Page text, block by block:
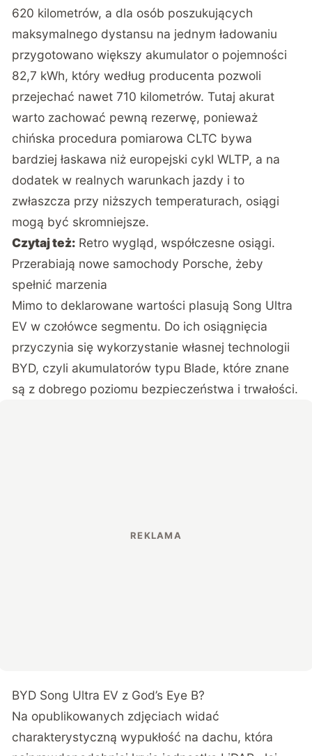
620 kilometrów, a dla osób poszukujących
maksymalnego dystansu na jednym ładowaniu
przygotowano większy akumulator o pojemności
82,7 kWh, który według producenta pozwoli
przejechać nawet 710 kilometrów. Tutaj akurat
warto zachować pewną rezerwę, ponieważ
chińska procedura pomiarowa CLTC bywa
bardziej łaskawa niż europejski cykl WLTP, a na
dodatek w realnych warunkach jazdy i to
zwłaszcza przy niższych temperaturach, osiągi
mogą być skromniejsze.
Czytaj też: Retro wygląd, współczesne osiągi.
Przerabiają nowe samochody Porsche, żeby
spełnić marzenia
Mimo to deklarowane wartości plasują Song Ultra
EV w czołówce segmentu. Do ich osiągnięcia
przyczynia się wykorzystanie własnej technologii
BYD, czyli akumulatorów typu Blade, które znane
są z dobrego poziomu bezpieczeństwa i trwałości.
BYD Song Ultra EV z God’s Eye B?
Na opublikowanych zdjęciach widać
charakterystyczną wypukłość na dachu, która